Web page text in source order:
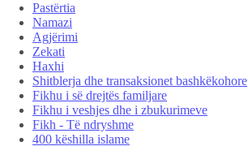
Pastërtia
Namazi
Agjërimi
Zekati
Haxhi
Shitblerja dhe transaksionet bashkëkohore
Fikhu i së drejtës familjare
Fikhu i veshjes dhe i zbukurimeve
Fikh - Të ndryshme
400 këshilla islame